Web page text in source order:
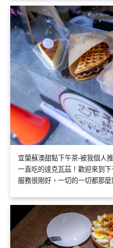
宜蘭蘇澳甜點下午茶-被我個人
一直吃的達克瓦茲！歡迎來到
服務很剛好，一切的一切都那麼